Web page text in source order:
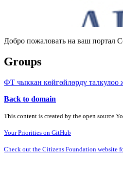
Добро пожаловать на ваш портал
Groups
ФТ чыккан көйгөйлөрдү талкулоо
Back to domain
This content is created by the open source
Your Priorities on GitHub
Check out the Citizens Foundation website